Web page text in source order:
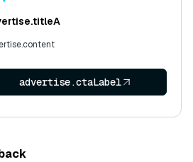
advertise.ctaLabel